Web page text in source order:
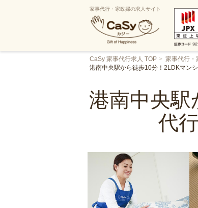
家事代行・家政婦の求人サイト
CaSy 家事代行求人 TOP 家事代行・
港南中央駅から徒歩10分！2LDKマン
港南中央
代